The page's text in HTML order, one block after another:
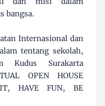
bangsa.
Internasional dan
tentang sekolah,
Kudus Surakarta
OPEN HOUSE
HAVE FUN, BE